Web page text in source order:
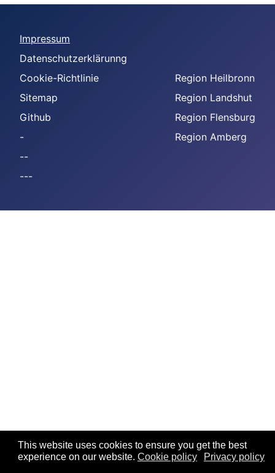
This website uses cookies to ensure you get the best
experience on our website. Cookie policy Privacy policy
Impressum
Datenschutzerklärunng
Cookie-Richtlinie
Sitemap
Github
-
--
---
Region Heilbronn
Region Landshut
Region Flensburg
Region Amberg